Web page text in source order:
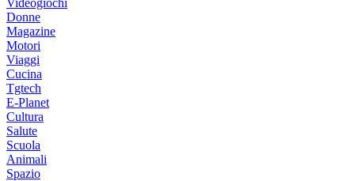
Videogiochi
Donne
Magazine
Motori
Viaggi
Cucina
Tgtech
E-Planet
Cultura
Salute
Scuola
Animali
Spazio